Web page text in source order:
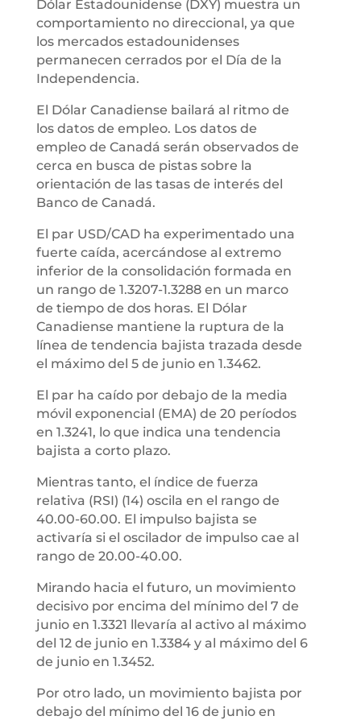
Dólar Estadounidense (DXY) muestra un
comportamiento no direccional, ya que
los mercados estadounidenses
permanecen cerrados por el Día de la
Independencia.
El Dólar Canadiense bailará al ritmo de
los datos de empleo. Los datos de
empleo de Canadá serán observados de
cerca en busca de pistas sobre la
orientación de las tasas de interés del
Banco de Canadá.
El par USD/CAD ha experimentado una
fuerte caída, acercándose al extremo
inferior de la consolidación formada en
un rango de 1.3207-1.3288 en un marco
de tiempo de dos horas. El Dólar
Canadiense mantiene la ruptura de la
línea de tendencia bajista trazada desde
el máximo del 5 de junio en 1.3462.
El par ha caído por debajo de la media
móvil exponencial (EMA) de 20 períodos
en 1.3241, lo que indica una tendencia
bajista a corto plazo.
Mientras tanto, el índice de fuerza
relativa (RSI) (14) oscila en el rango de
40.00-60.00. El impulso bajista se
activaría si el oscilador de impulso cae al
rango de 20.00-40.00.
Mirando hacia el futuro, un movimiento
decisivo por encima del mínimo del 7 de
junio en 1.3321 llevaría al activo al máximo
del 12 de junio en 1.3384 y al máximo del 6
de junio en 1.3452.
Por otro lado, un movimiento bajista por
debajo del mínimo del 16 de junio en